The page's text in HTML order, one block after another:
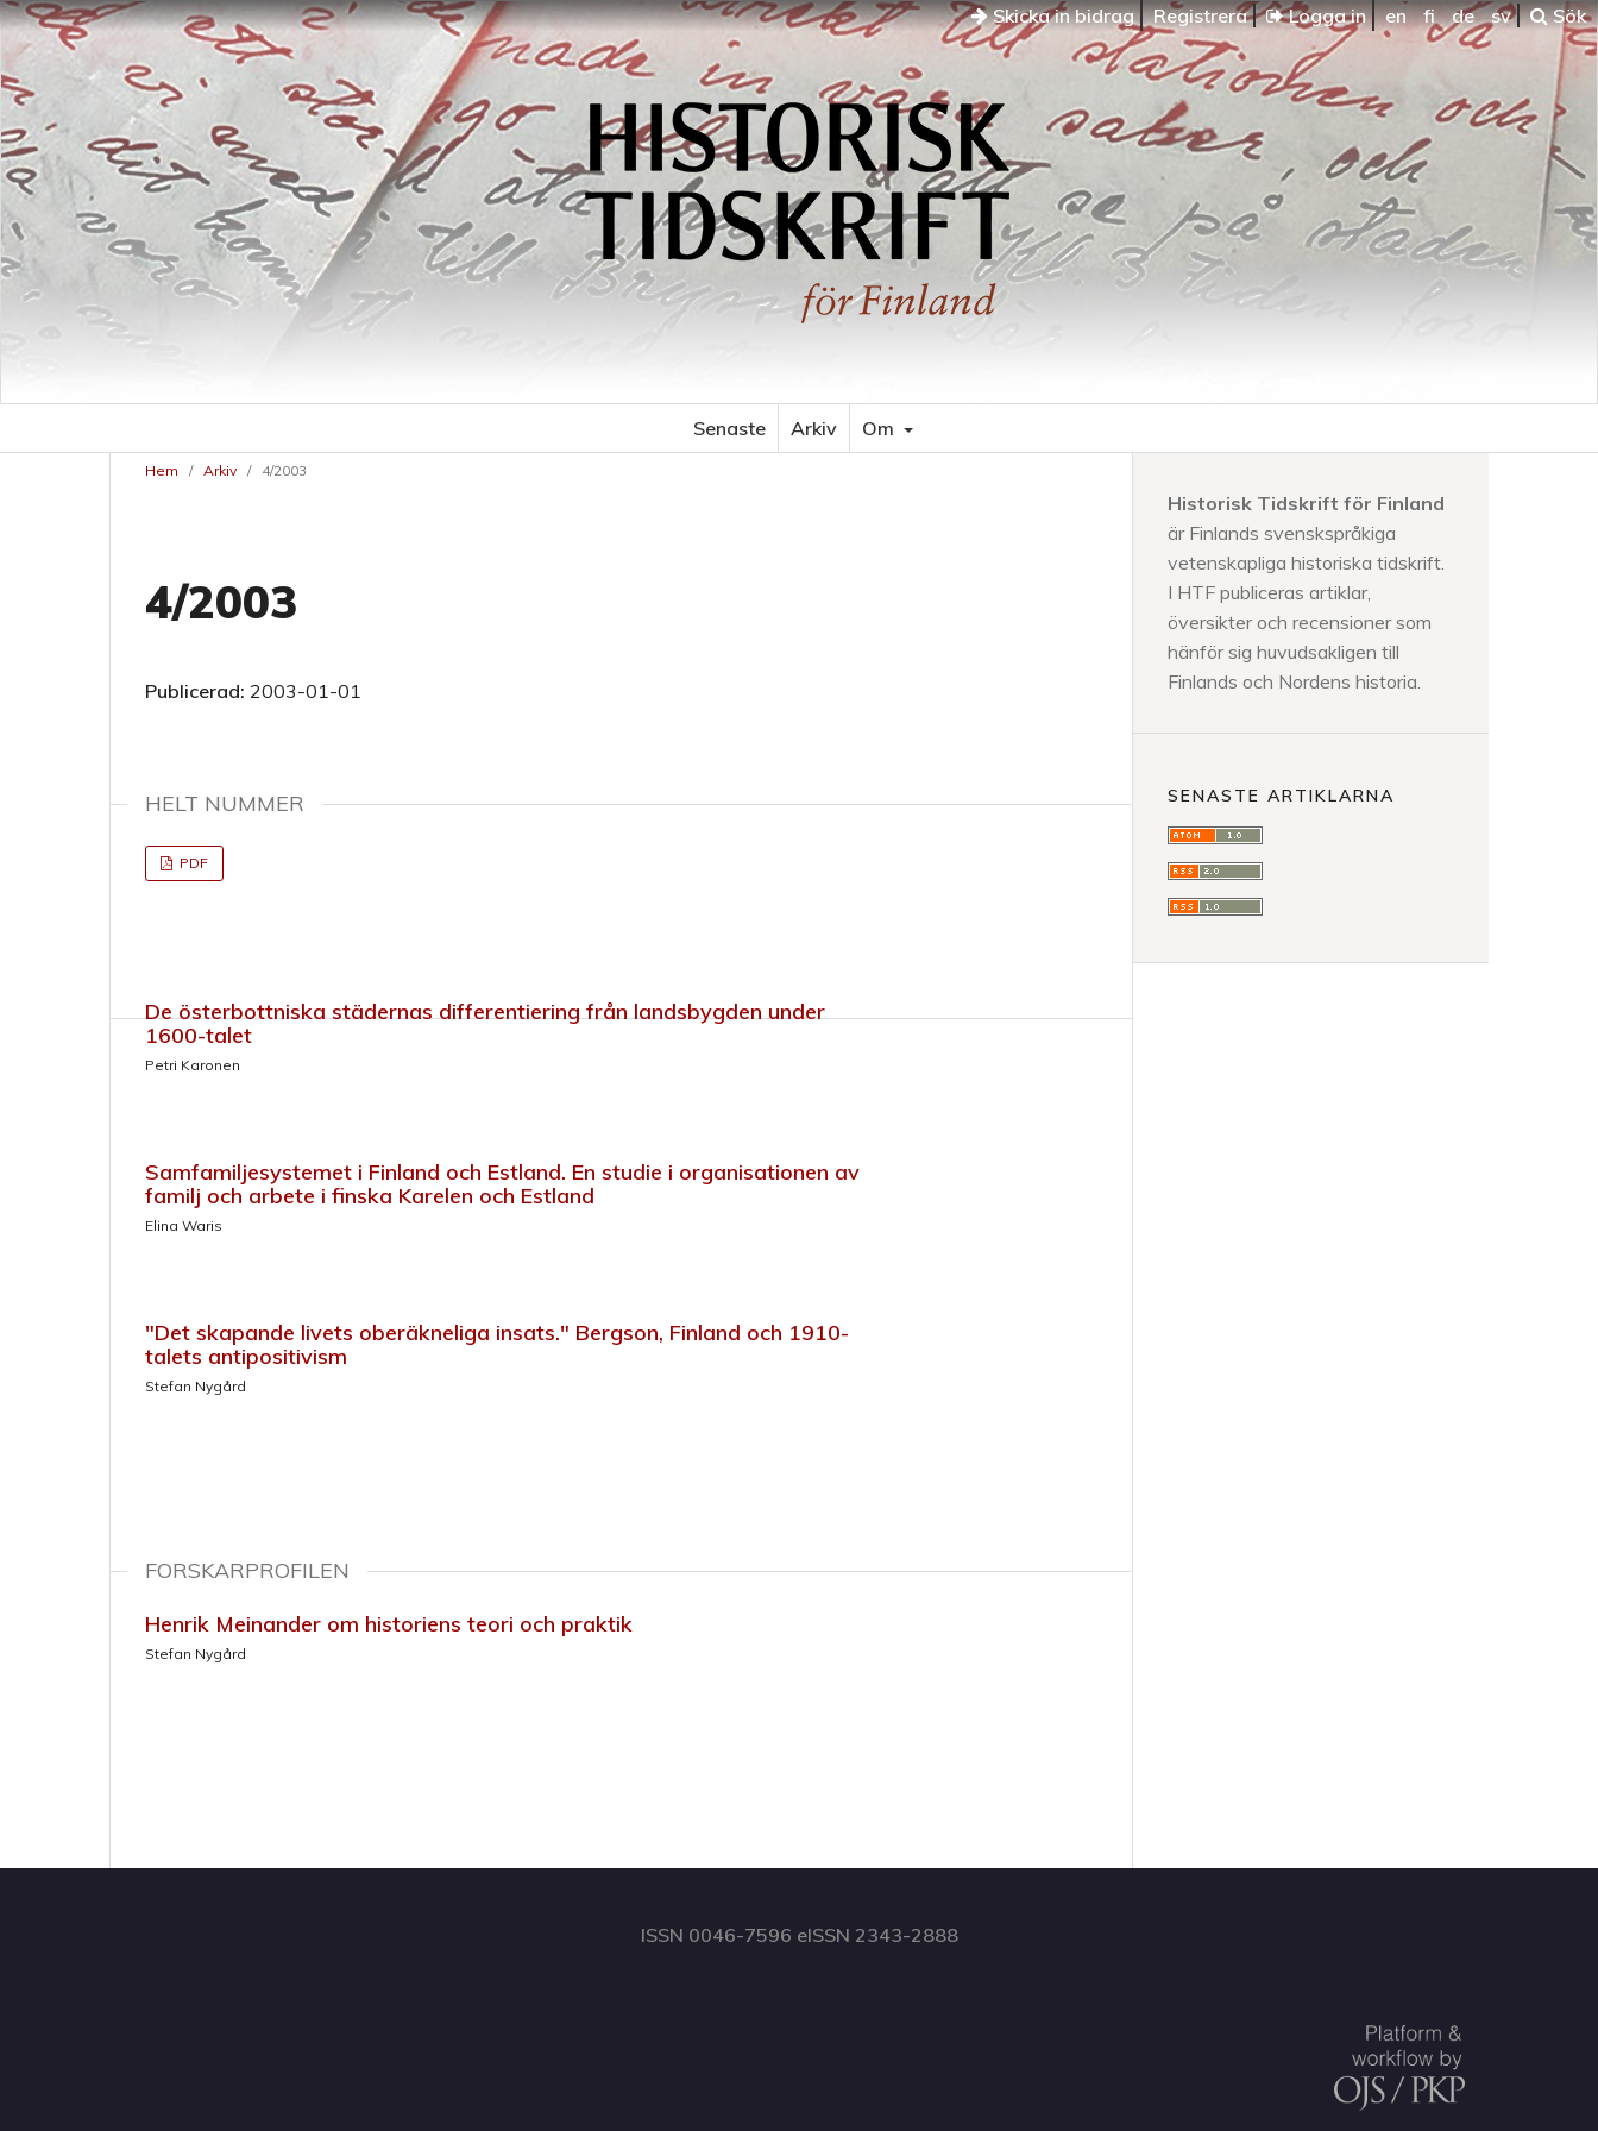
Skicka in bidrag Registrera Logga in en fi de sv Sök
Senaste Arkiv Om
Hem / Arkiv / 4/2003
4/2003
Publicerad: 2003-01-01
HELT NUMMER
PDF
De österbottniska städernas differentiering från landsbygden under
1600-talet
Petri Karonen
Samfamiljesystemet i Finland och Estland. En studie i organisationen av
familj och arbete i finska Karelen och Estland
Elina Waris
"Det skapande livets oberäkneliga insats." Bergson, Finland och 1910-
talets antipositivism
Stefan Nygård
FORSKARPROFILEN
Henrik Meinander om historiens teori och praktik
Stefan Nygård
Historisk Tidskrift för Finland
är Finlands svenskspråkiga
vetenskapliga historiska tidskrift.
I HTF publiceras artiklar,
översikter och recensioner som
hänför sig huvudsakligen till
Finlands och Nordens historia.
SENASTE ARTIKLARNA
ISSN 0046-7596 eISSN 2343-2888